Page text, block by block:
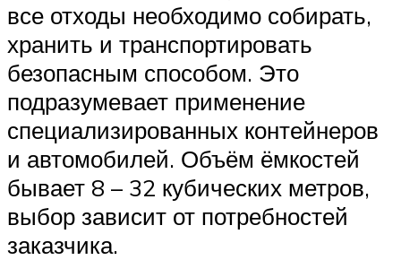
все отходы необходимо собирать,
хранить и транспортировать
безопасным способом. Это
подразумевает применение
специализированных контейнеров
и автомобилей. Объём ёмкостей
бывает 8 – 32 кубических метров,
выбор зависит от потребностей
заказчика.